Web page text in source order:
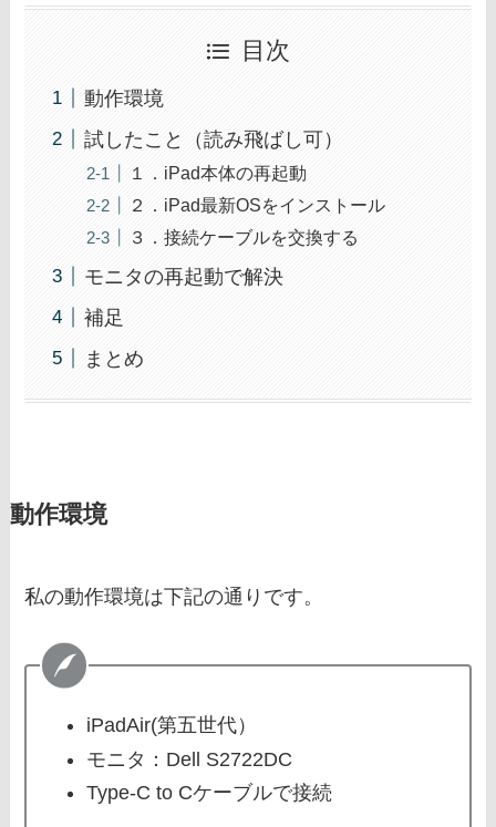
目次
動作環境
試したこと（読み飛ばし可）
１．iPad本体の再起動
２．iPad最新OSをインストール
３．接続ケーブルを交換する
モニタの再起動で解決
補足
まとめ
動作環境
私の動作環境は下記の通りです。
iPadAir(第五世代）
モニタ：Dell S2722DC
Type-C to Cケーブルで接続